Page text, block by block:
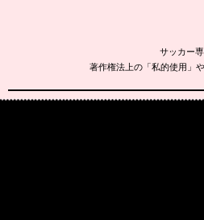
サッカー
著作権法上の「私的使用」